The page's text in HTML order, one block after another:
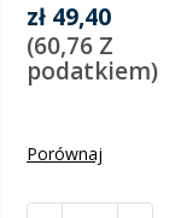
zł 49,40
(60,76 Z
podatkiem)
Porównaj